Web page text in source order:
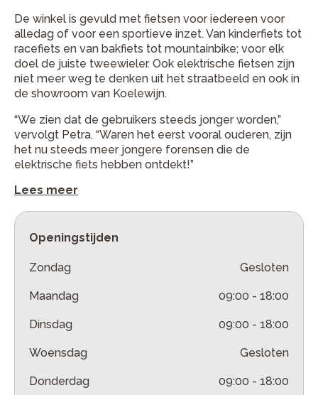
De winkel is gevuld met fietsen voor iedereen voor
alledag of voor een sportieve inzet. Van kinderfiets tot
racefiets en van bakfiets tot mountainbike; voor elk
doel de juiste tweewieler. Ook elektrische fietsen zijn
niet meer weg te denken uit het straatbeeld en ook in
de showroom van Koelewijn.
“We zien dat de gebruikers steeds jonger worden,”
vervolgt Petra. “Waren het eerst vooral ouderen, zijn
het nu steeds meer jongere forensen die de
elektrische fiets hebben ontdekt!”
Lees meer
Openingstijden
Zondag Gesloten
Maandag 09:00 - 18:00
Dinsdag 09:00 - 18:00
Woensdag Gesloten
Donderdag 09:00 - 18:00